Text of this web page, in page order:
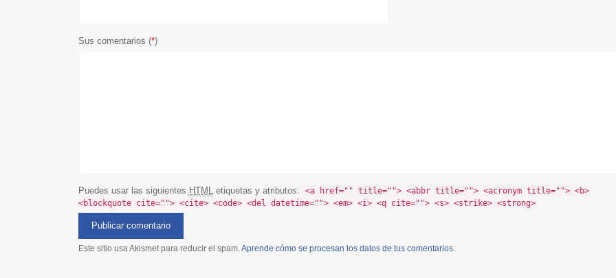
Sus comentarios (*)
Puedes usar las siguientes HTML etiquetas y atributos:
<a href="" title=""> <abbr title=""> <acronym title=""> <b>
<blockquote cite=""> <cite> <code> <del datetime=""> <em> <i> <q cite=""> <s> <strike> <strong>
Este sitio usa Akismet para reducir el spam.Aprende cómo se procesan los datos de tus comentarios.